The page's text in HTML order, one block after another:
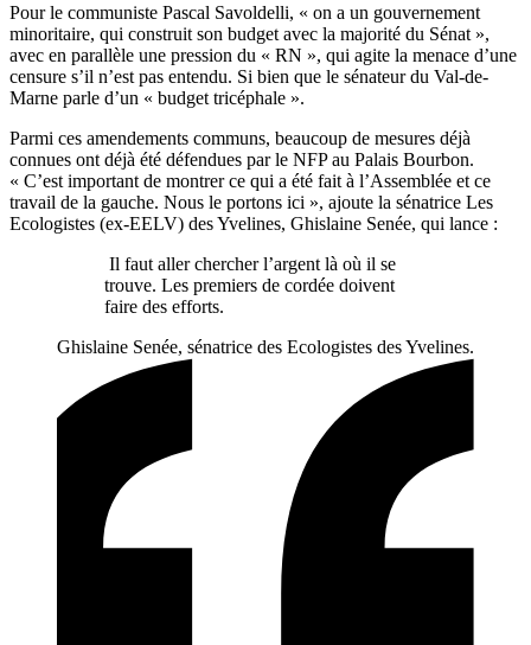
Pour le communiste Pascal Savoldelli, « on a un gouvernement
minoritaire, qui construit son budget avec la majorité du Sénat »,
avec en parallèle une pression du « RN », qui agite la menace d’une
censure s’il n’est pas entendu. Si bien que le sénateur du Val-de-
Marne parle d’un « budget tricéphale ».
Parmi ces amendements communs, beaucoup de mesures déjà
connues ont déjà été défendues par le NFP au Palais Bourbon.
« C’est important de montrer ce qui a été fait à l’Assemblée et ce
travail de la gauche. Nous le portons ici », ajoute la sénatrice Les
Ecologistes (ex-EELV) des Yvelines, Ghislaine Senée, qui lance :
Il faut aller chercher l’argent là où il se
trouve. Les premiers de cordée doivent
faire des efforts.
Ghislaine Senée, sénatrice des Ecologistes des Yvelines.